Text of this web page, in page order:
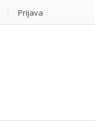
Prijava